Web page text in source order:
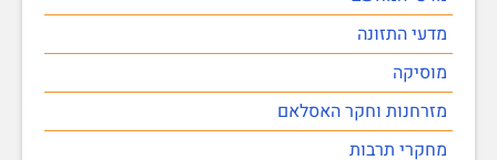
מדעי התזונה
מוסיקה
מזרחנות וחקר האסלאם
מחקרי תרבות